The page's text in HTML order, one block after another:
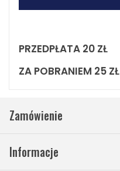
PRZEDPŁATA 20 ZŁ
ZA POBRANIEM 25 ZŁ
Zamówienie
Informacje